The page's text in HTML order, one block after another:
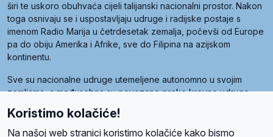
širi te uskoro obuhvaća cijeli talijanski nacionalni prostor. Nakon
toga osnivaju se i uspostavljaju udruge i radijske postaje s
imenom Radio Marija u četrdesetak zemalja, počevši od Europe
pa do obiju Amerika i Afrike, sve do Filipina na azijskom
kontinentu.
Sve su nacionalne udruge utemeljene autonomno u svojim
zemljama, a međusobna su povezane preko krovne udruge
Radio Maria). Svjetsku obitelj utemeljilo je sedam članica, među
kojima je i hrvatska Udruga Radio Marija.
Koristimo kolačiće!
Na našoj web stranici koristimo kolačiće kako bismo